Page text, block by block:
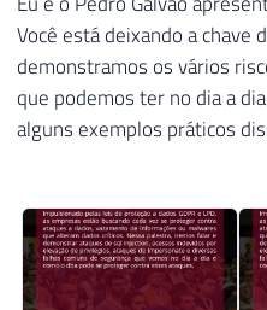
Você está deixando a chave
demonstramos os vários
que podemos ter no dia a
alguns exemplos práticos